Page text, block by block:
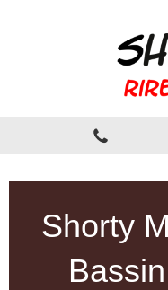
Shorty